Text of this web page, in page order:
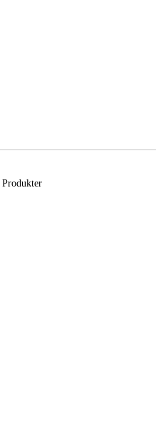
Produkter